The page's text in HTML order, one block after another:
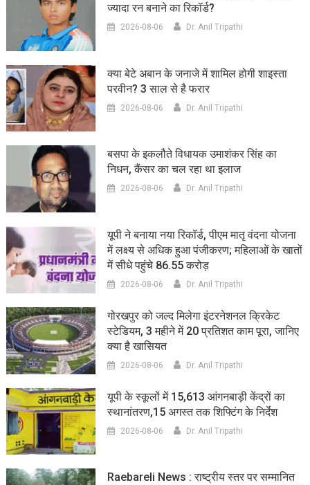
ज्यादा रन बनाने का रिकॉर्ड?
2026-08-06 Dr. Anil Tripathi
क्या बेटे अबान के जनाजे में शामिल होगी शाइस्ता
परवीन? 3 साल से है फरार
2026-08-06 Dr. Anil Tripathi
बसपा के इकलौते विधायक उमाशंकर सिंह का
निधन, कैंसर का चल रहा था इलाज
2026-08-06 Dr. Anil Tripathi
यूपी ने बनाया नया रिकॉर्ड, पीएम मातृ वंदना योजना
में लक्ष्य से अधिक हुआ पंजीकरण; महिलाओं के खातों
में सीधे पहुंचे 86.55 करोड़
2026-08-06 Dr. Anil Tripathi
गोरखपुर को जल्द मिलेगा इंटरनेशनल क्रिकेट
स्टेडियम, 3 महीने में 20 प्रतिशत काम पूरा, जानिए
क्या है खासियत
2026-08-06 Dr. Anil Tripathi
यूपी के स्कूलों में 15,613 आंगनबाड़ी केंद्रों का
स्थानांतरण,15 अगस्त तक शिफ्टिंग के निर्देश
2026-08-06 Dr. Anil Tripathi
Raebareli News : राष्ट्रीय स्तर पर सम्मानित